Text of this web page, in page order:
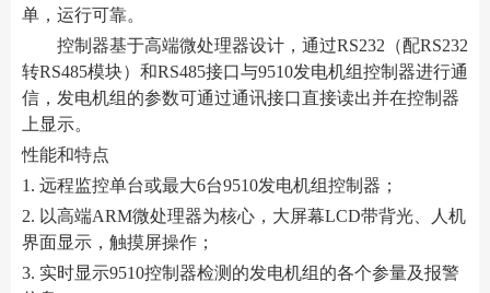
单，运行可靠。
控制器基于高端微处理器设计，通过RS232（配RS232
转RS485模块）和RS485接口与9510发电机组控制器进行通
信，发电机组的参数可通过通讯接口直接读出并在控制器
上显示。
性能和特点
1. 远程监控单台或最大6台9510发电机组控制器；
2. 以高端ARM微处理器为核心，大屏幕LCD带背光、人机
界面显示，触摸屏操作；
3. 实时显示9510控制器检测的发电机组的各个参量及报警